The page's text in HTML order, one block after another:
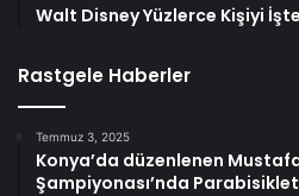
Walt Disney Yüzlerce Kişiyi
Rastgele Haberler
Temmuz 3, 2025
Konya’da düzenlenen
Şampiyonası’nda